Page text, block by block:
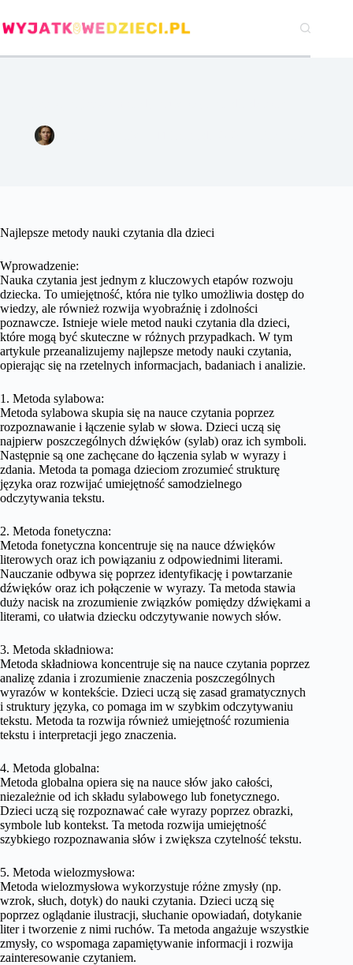
do
treści
Najlepsze metody nauki czytania dla dzieci
Wprowadzenie:
Nauka czytania jest jednym z kluczowych etapów rozwoju
dziecka. To umiejętność, która nie tylko umożliwia dostęp do
wiedzy, ale również rozwija wyobraźnię i zdolności
poznawcze. Istnieje wiele metod nauki czytania dla dzieci,
które mogą być skuteczne w różnych przypadkach. W tym
artykule przeanalizujemy najlepsze metody nauki czytania,
opierając się na rzetelnych informacjach, badaniach i analizie.
1. Metoda sylabowa:
Metoda sylabowa skupia się na nauce czytania poprzez
rozpoznawanie i łączenie sylab w słowa. Dzieci uczą się
najpierw poszczególnych dźwięków (sylab) oraz ich symboli.
Następnie są one zachęcane do łączenia sylab w wyrazy i
zdania. Metoda ta pomaga dzieciom zrozumieć strukturę
języka oraz rozwijać umiejętność samodzielnego
odczytywania tekstu.
2. Metoda fonetyczna:
Metoda fonetyczna koncentruje się na nauce dźwięków
literowych oraz ich powiązaniu z odpowiednimi literami.
Nauczanie odbywa się poprzez identyfikację i powtarzanie
dźwięków oraz ich połączenie w wyrazy. Ta metoda stawia
duży nacisk na zrozumienie związków pomiędzy dźwiękami a
literami, co ułatwia dziecku odczytywanie nowych słów.
3. Metoda składniowa:
Metoda składniowa koncentruje się na nauce czytania poprzez
analizę zdania i zrozumienie znaczenia poszczególnych
wyrazów w kontekście. Dzieci uczą się zasad gramatycznych
i struktury języka, co pomaga im w szybkim odczytywaniu
tekstu. Metoda ta rozwija również umiejętność rozumienia
tekstu i interpretacji jego znaczenia.
4. Metoda globalna:
Metoda globalna opiera się na nauce słów jako całości,
niezależnie od ich składu sylabowego lub fonetycznego.
Dzieci uczą się rozpoznawać całe wyrazy poprzez obrazki,
symbole lub kontekst. Ta metoda rozwija umiejętność
szybkiego rozpoznawania słów i zwiększa czytelność tekstu.
5. Metoda wielozmysłowa:
Metoda wielozmysłowa wykorzystuje różne zmysły (np.
wzrok, słuch, dotyk) do nauki czytania. Dzieci uczą się
poprzez oglądanie ilustracji, słuchanie opowiadań, dotykanie
liter i tworzenie z nimi ruchów. Ta metoda angażuje wszystkie
zmysły, co wspomaga zapamiętywanie informacji i rozwija
zainteresowanie czytaniem.